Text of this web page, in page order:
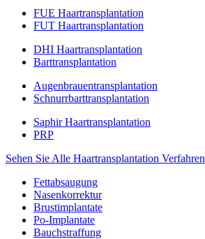
FUE Haartransplantation
FUT Haartransplantation
DHI Haartransplantation
Barttransplantation
Augenbrauentransplantation
Schnurrbarttransplantation
Saphir Haartransplantation
PRP
Sehen Sie Alle Haartransplantation Verfahren
Fettabsaugung
Nasenkorrektur
Brustimplantate
Po-Implantate
Bauchstraffung